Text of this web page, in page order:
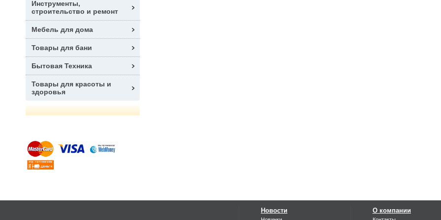
Инструменты,
строительство и ремонт
Мебель для дома
Товары для бани
Бытовая Техника
Товары для красоты и
здоровья
Новости О компании